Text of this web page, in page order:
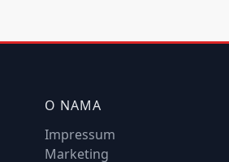
O NAMA
Impressum
Marketing